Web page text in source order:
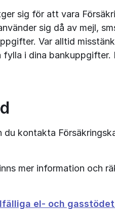
sig för att vara
sig då av mejl,
Var alltid
i dina bankuppgifter.
mer information och
el- och